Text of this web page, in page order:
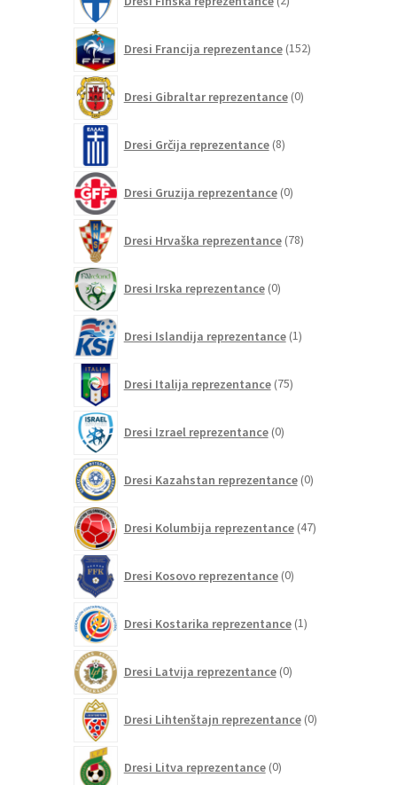
izdelka
Dresi Francija reprezentance 152izdelkov
Dresi Gibraltar reprezentance 0izdelkov
Dresi Grčija reprezentance 8izdelkov
Dresi Gruzija reprezentance 0izdelkov
Dresi Hrvaška reprezentance 78izdelkov
Dresi Irska reprezentance 0izdelkov
Dresi Islandija reprezentance 1izdelek
Dresi Italija reprezentance 75izdelkov
Dresi Izrael reprezentance 0izdelkov
Dresi Kazahstan reprezentance 0izdelkov
Dresi Kolumbija reprezentance 47izdelkov
Dresi Kosovo reprezentance 0izdelkov
Dresi Kostarika reprezentance 1izdelek
Dresi Latvija reprezentance 0izdelkov
Dresi Lihtenštajn reprezentance 0izdelkov
Dresi Litva reprezentance 0izdelkov